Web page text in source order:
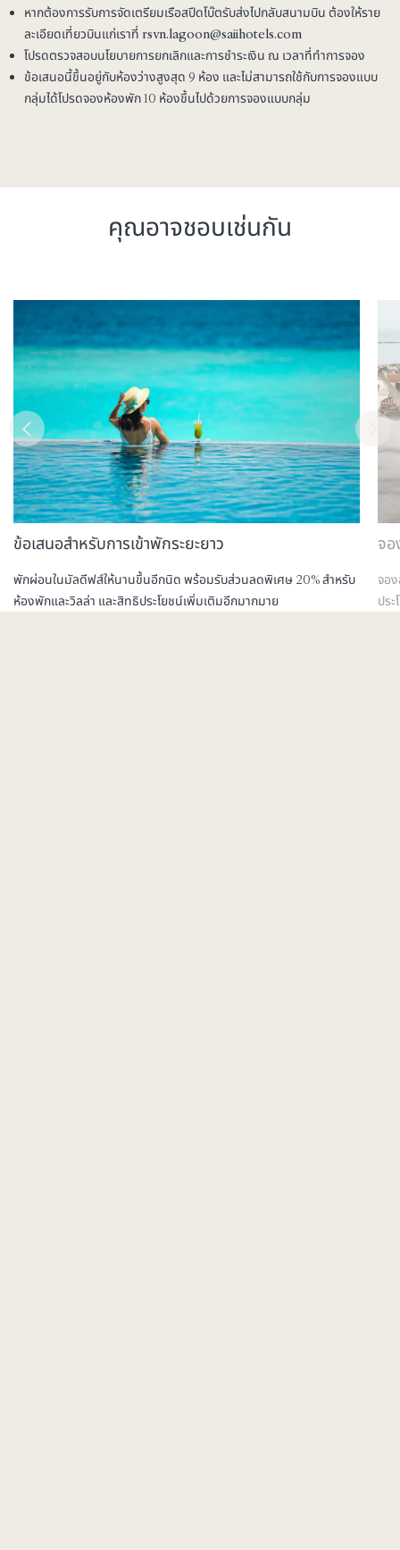
หากต้องการรับการจัดเตรียมเรือสปีดโบ๊ตรับส่งไปกลับสนามบิน ต้องให้ราย
ละเอียดเที่ยวบินแก่เราที่ rsvn.lagoon@saiihotels.com
โปรดตรวจสอบนโยบายการยกเลิกและการชำระเงิน ณ เวลาที่ทำการจอง
ข้อเสนอนี้ขึ้นอยู่กับห้องว่างสูงสุด 9 ห้อง และไม่สามารถใช้กับการจองแบบ
กลุ่มได้โปรดจองห้องพัก 10 ห้องขึ้นไปด้วยการจองแบบกลุ่ม
คุณอาจชอบเช่นกัน
ข้อเสนอสำหรับการเข้าพักระยะยาว
พักผ่อนในมัลดีฟส์ให้นานขึ้นอีกนิด พร้อมรับส่วนลดพิเศษ 20% สำหรับ
ห้องพักและวิลล่า และสิทธิประโยชน์เพิ่มเติมอีกมากมาย
จอ
จอ
ปร